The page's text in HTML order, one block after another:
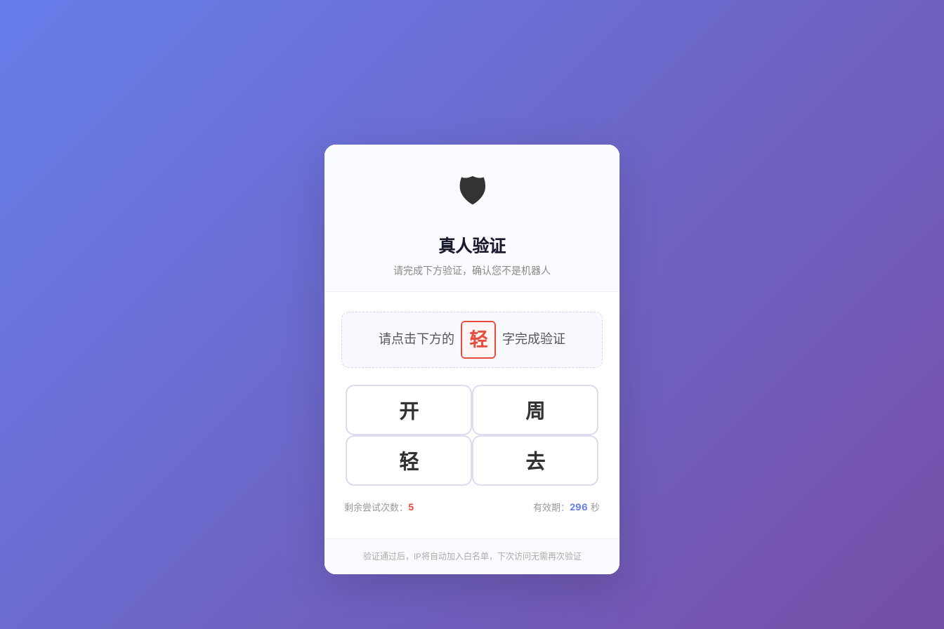
🛡️
真人验证
请完成下方验证，确认您不是机器人
请点击下方的 轻 字完成验证
开 周
轻 去
剩余尝试次数： 5 有效期： 296 秒
验证通过后，IP将自动加入白名单，下次访问无需再次验证